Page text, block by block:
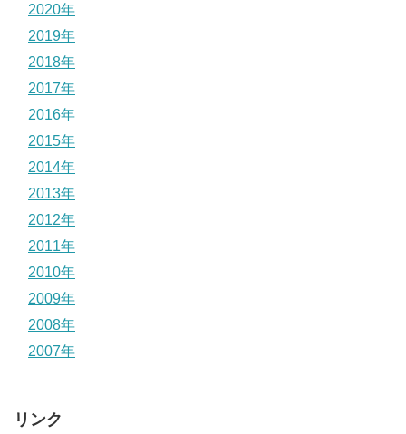
2020年
2019年
2018年
2017年
2016年
2015年
2014年
2013年
2012年
2011年
2010年
2009年
2008年
2007年
リンク